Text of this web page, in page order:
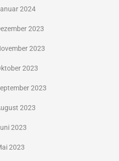
2024
2023
2023
2023
2023
2023
2023
2023